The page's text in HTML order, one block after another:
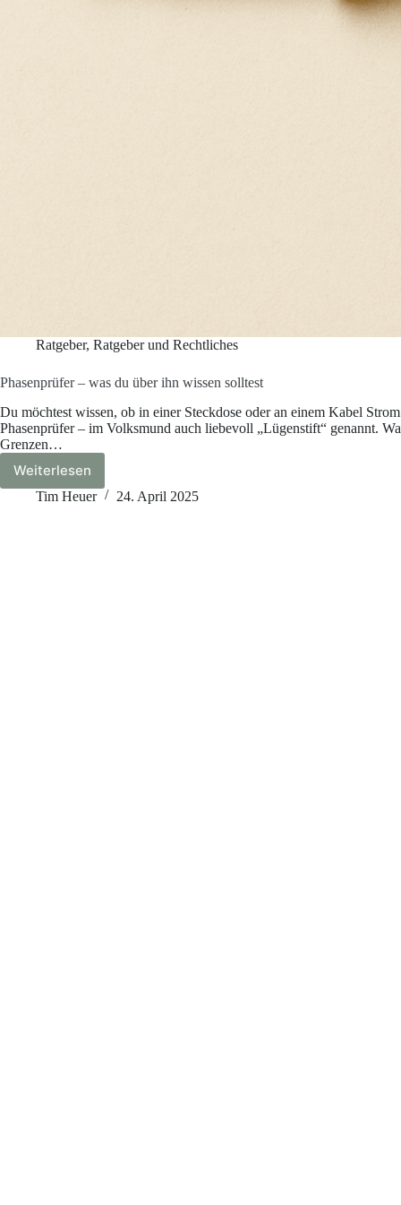
Ratgeber, Ratgeber und Rechtliches
Phasenprüfer – was du über ihn wissen solltest
Du möchtest wissen, ob in einer Steckdose oder an einem Kabel
Phasenprüfer – im Volksmund auch liebevoll „Lügenstift“ genannt.
Grenzen…
WeiterlesenPhasenprüfer
–
Tim Heuer 24. April 2025